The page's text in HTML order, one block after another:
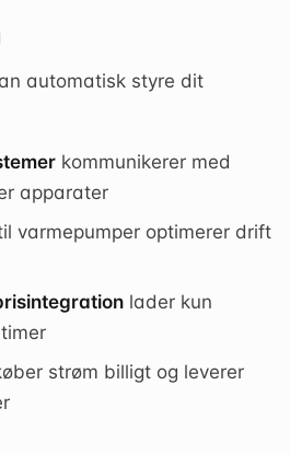
automatisk styre dit
kommunikerer med
apparater
varmepumper optimerer drift
lader kun
strøm billigt og leverer